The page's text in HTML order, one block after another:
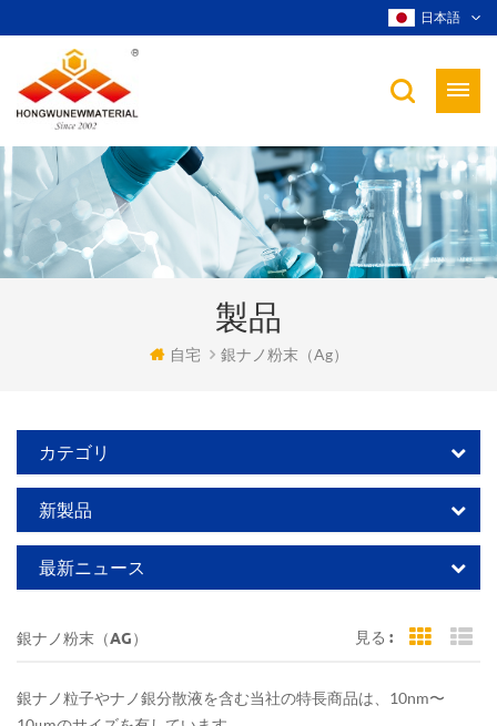
日本語
製品
自宅 銀ナノ粉末（ag）
カテゴリ
新製品
最新ニュース
銀ナノ粉末（AG） 見る : Grid
銀ナノ粒子やナノ銀分散液を含む当社の特長商品は、10nm〜